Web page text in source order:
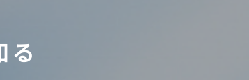
る